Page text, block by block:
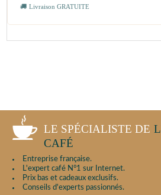
Livraison GRATUITE
LE SPÉCIALISTE DE
CAFÉ
Entreprise française.
L'expert café N°1 sur Internet.
Prix bas et cadeaux exclusifs.
Conseils d'experts passionnés.